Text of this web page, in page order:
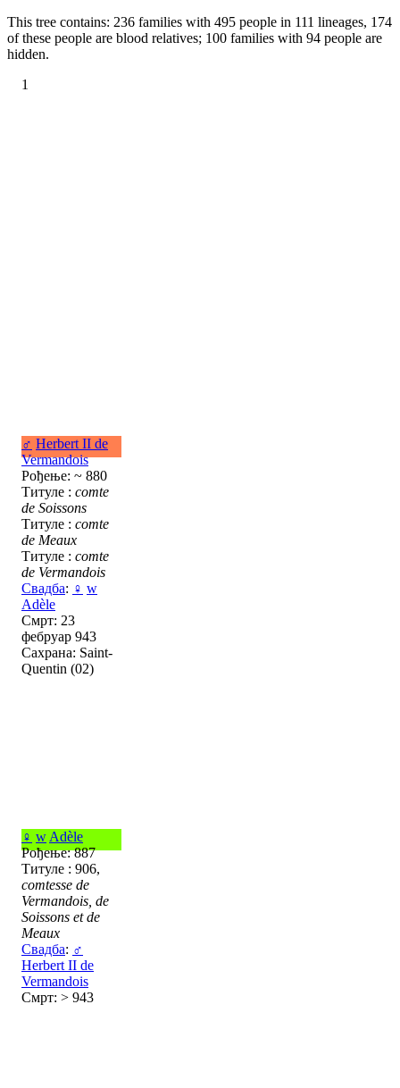
This tree contains: 236 families with 495 people in 111 lineages, 174
of these people are blood relatives; 100 families with 94 people are
hidden.
1
♂ Herbert II de
Vermandois
Рођење: ~ 880
Титуле : comte
de Soissons
Титуле : comte
de Meaux
Титуле : comte
de Vermandois
Свадба: ♀ w
Adèle
Смрт: 23
фебруар 943
Сахрана: Saint-
Quentin (02)
♀ w Adèle
Рођење: 887
Титуле : 906,
comtesse de
Vermandois, de
Soissons et de
Meaux
Свадба: ♂
Herbert II de
Vermandois
Смрт: > 943